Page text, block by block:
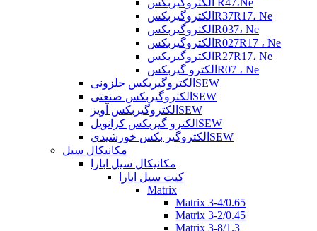
الکتروگیربکسR37R17، Ne
الکتروگیربکسR037، Ne
الکتروگیربکسR027R17 ، Ne
الکتروگیربکسR27R17، Ne
الکترو گیربکسR07 ، Ne
الکتروگیربکس حلزونیSEW
الکتروگیربکس صنعتیSEW
الکتروگیربکس آویزSEW
الکترو گیربکس کرانویلSEW
الکتروگیر بکس خورشیدیSEW
مکانیکال سیل
مکانیکال سیل ابارا
کیت سیل ابارا
Matrix
Matrix 3-4/0.65
Matrix 3-2/0.45
Matrix 3-8/1.3